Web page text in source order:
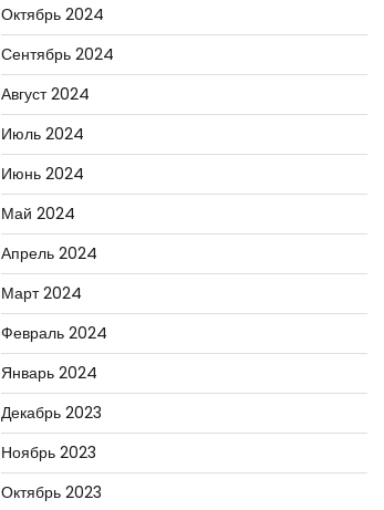
Октябрь 2024
Сентябрь 2024
Август 2024
Июль 2024
Июнь 2024
Май 2024
Апрель 2024
Март 2024
Февраль 2024
Январь 2024
Декабрь 2023
Ноябрь 2023
Октябрь 2023